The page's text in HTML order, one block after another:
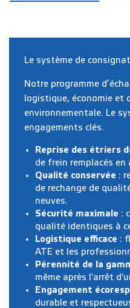
Le système de
Notre programme
logistique, économie et
environnementale. Le
engagements clés.
Reprise des étriers
de frein remplacés en
Qualité conservée :
de rechange de
neuves.
Sécurité maximale :
qualité identiques à
Logistique efficace :
ATE et les
Pérennité de la
même après l'arrêt
Engagement
durable et